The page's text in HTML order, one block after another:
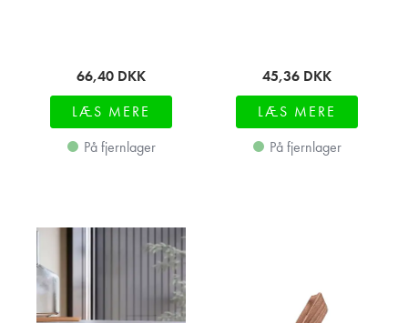
66,40 DKK
LÆS MERE
På fjernlager
45,36 DKK
LÆS MERE
På fjernlager